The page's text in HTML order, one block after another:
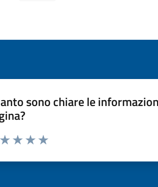
sono chiare le
da 1 a 5 stelle la pagina